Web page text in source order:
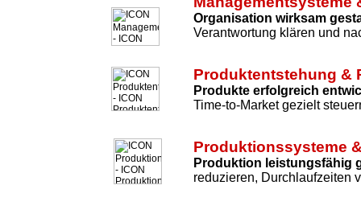
Organisation wirksam
Verantwortung klären und
Produktentstehung &
Produkte erfolgreich
Time-to-Market gezielt
Produktionssysteme
Produktion leistungsfähig
reduzieren, Durchlaufzeiten